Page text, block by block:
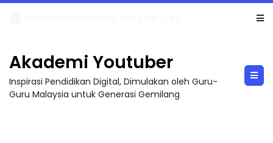
Akademi Youtuber
Inspirasi Pendidikan Digital, Dimulakan oleh Guru-
Guru Malaysia untuk Generasi Gemilang